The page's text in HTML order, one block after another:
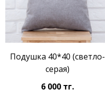
Подушка 40*40 (светло-
серая)
6 000 тг.